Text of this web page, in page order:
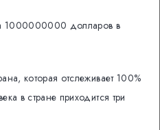
1000000000 долларов в
которая отслеживает 100%
в стране приходится три